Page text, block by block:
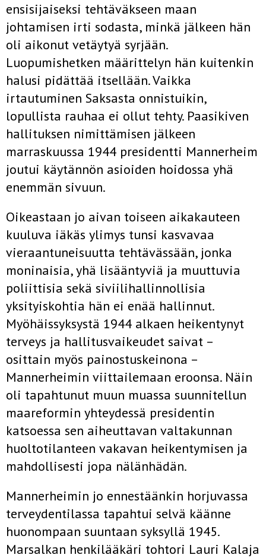
ensisijaiseksi tehtäväkseen maan
johtamisen irti sodasta, minkä jälkeen hän
oli aikonut vetäytyä syrjään.
Luopumishetken määrittelyn hän kuitenkin
halusi pidättää itsellään. Vaikka
irtautuminen Saksasta onnistuikin,
lopullista rauhaa ei ollut tehty. Paasikiven
hallituksen nimittämisen jälkeen
marraskuussa 1944 presidentti Mannerheim
joutui käytännön asioiden hoidossa yhä
enemmän sivuun.
Oikeastaan jo aivan toiseen aikakauteen
kuuluva iäkäs ylimys tunsi kasvavaa
vieraantuneisuutta tehtävässään, jonka
moninaisia, yhä lisääntyviä ja muuttuvia
poliittisia sekä siviilihallinnollisia
yksityiskohtia hän ei enää hallinnut.
Myöhäissyksystä 1944 alkaen heikentynyt
terveys ja hallitusvaikeudet saivat –
osittain myös painostuskeinona –
Mannerheimin viittailemaan eroonsa. Näin
oli tapahtunut muun muassa suunnitellun
maareformin yhteydessä presidentin
katsoessa sen aiheuttavan valtakunnan
huoltotilanteen vakavan heikentymisen ja
mahdollisesti jopa nälänhädän.
Mannerheimin jo ennestäänkin horjuvassa
terveydentilassa tapahtui selvä käänne
huonompaan suuntaan syksyllä 1945.
Marsalkan henkilääkäri tohtori Lauri Kalaja